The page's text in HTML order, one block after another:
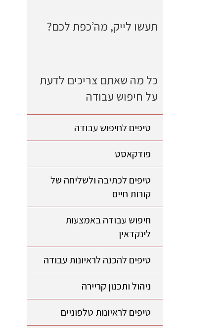
תעשו לייק, מה’כפת לכם?
כל מה שאתם צריכים לדעת
על חיפוש עבודה
טיפים לחיפוש עבודה
פודקאסט
טיפים לכתיבה ולשליחה של
קורות חיים
חיפוש עבודה באמצעות
לינקדאין
טיפים להכנה לראיונות עבודה
ניהול ותכנון קריירה
טיפים לראיונות טלפוניים